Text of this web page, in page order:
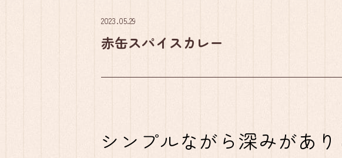
2023.05.29
赤缶スパイスカレー
シンプルながら深みがあ